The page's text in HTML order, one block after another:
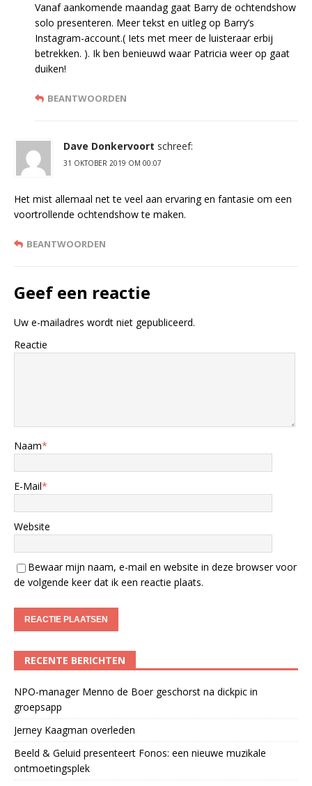
Vanaf aankomende maandag gaat Barry de ochtendshow
solo presenteren. Meer tekst en uitleg op Barry’s
Instagram-account.( Iets met meer de luisteraar erbij
betrekken. ). Ik ben benieuwd waar Patricia weer op gaat
duiken!
BEANTWOORDEN
Dave Donkervoort schreef:
31 OKTOBER 2019 OM 00:07
Het mist allemaal net te veel aan ervaring en fantasie om een
voortrollende ochtendshow te maken.
BEANTWOORDEN
Geef een reactie
Uw e-mailadres wordt niet gepubliceerd.
Reactie
Naam*
E-Mail*
Website
Bewaar mijn naam, e-mail en website in deze browser voor
de volgende keer dat ik een reactie plaats.
RECENTE BERICHTEN
NPO-manager Menno de Boer geschorst na dickpic in
groepsapp
Jerney Kaagman overleden
Beeld & Geluid presenteert Fonos: een nieuwe muzikale
ontmoetingsplek